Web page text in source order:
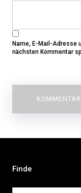
Name, E-Mail-Adresse
nächsten Kommentar
Finde